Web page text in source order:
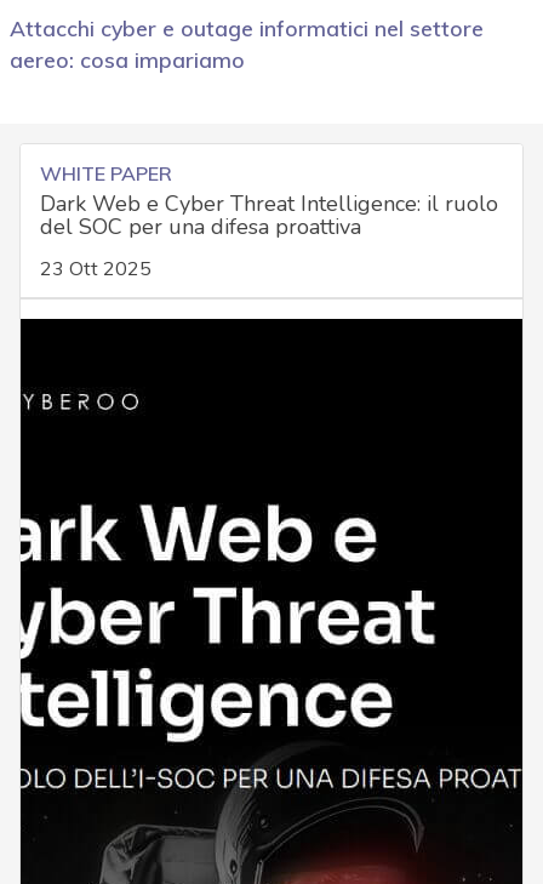
Attacchi cyber e outage informatici nel settore
aereo: cosa impariamo
WHITE PAPER
Dark Web e Cyber Threat Intelligence: il ruolo
del SOC per una difesa proattiva
23 Ott 2025